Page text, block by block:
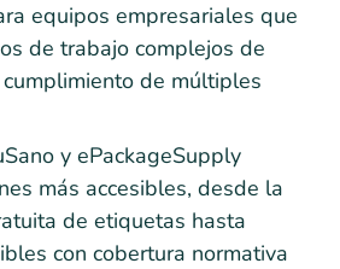
equipos empresariales que
de trabajo complejos de
de múltiples
y ePackageSupply
más accesibles, desde la
de etiquetas hasta
con cobertura normativa